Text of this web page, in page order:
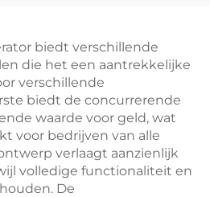
biedt verschillende
die het een aantrekkelijke
verschillende
biedt de concurrerende
waarde voor geld, wat
voor bedrijven van alle
verlaagt aanzienlijk
volledige functionaliteit en
De